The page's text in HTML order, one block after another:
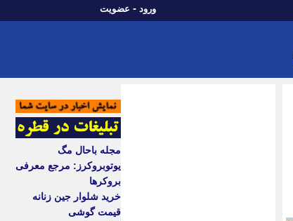
ورود - عضویت
مجله باحال مگ
یوتوبروکرز: مرجع معرفی
بروکرها
خرید شلوار جین زنانه
قیمت گوشی